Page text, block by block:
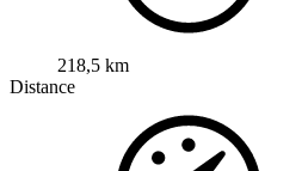
218,5 km
Distance